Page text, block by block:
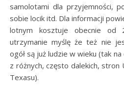
samolotami dla przyjemności,
sobie locik itd. Dla informacji
lotnym kosztuje obecnie od
utrzymanie myślę że też nie
ogół są już ludzie w wieku (tak
z różnych, często dalekich, stron
Texasu).